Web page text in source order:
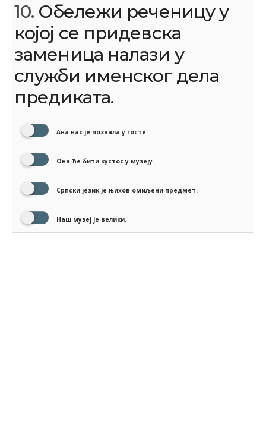
10. Обележи реченицу у
којој се придевска
заменица налази у
служби именског дела
предиката.
Ана нас је позвала у госте.
Она ће бити кустос у музеју.
Српски језик је њихов омиљени предмет.
Наш музеј је велики.